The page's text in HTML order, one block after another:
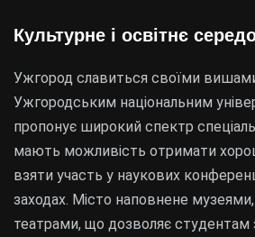
Культурне і освітнє
Ужгород славиться своїми
Ужгородським національним
пропонує широкий спектр
мають можливість отримати
взяти участь у наукових
заходах. Місто наповнене
театрами, що дозволяє студентам